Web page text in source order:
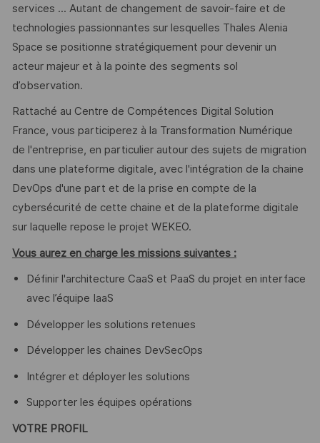
services ... Autant de changement de savoir-faire et de
technologies passionnantes sur lesquelles Thales Alenia
Space se positionne stratégiquement pour devenir un
acteur majeur et à la pointe des segments sol
d’observation.
Rattaché au Centre de Compétences Digital Solution
France, vous participerez à la Transformation Numérique
de l'entreprise, en particulier autour des sujets de migration
dans une plateforme digitale, avec l'intégration de la chaine
DevOps d'une part et de la prise en compte de la
cybersécurité de cette chaine et de la plateforme digitale
sur laquelle repose le projet WEKEO.
Vous aurez en charge les missions suivantes :
Définir l'architecture CaaS et PaaS du projet en interface
avec l’équipe IaaS
Développer les solutions retenues
Développer les chaines DevSecOps
Intégrer et déployer les solutions
Supporter les équipes opérations
VOTRE PROFIL